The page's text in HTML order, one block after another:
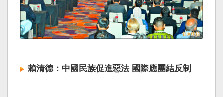
賴清德：中國民族促進惡法 國際應團結反制